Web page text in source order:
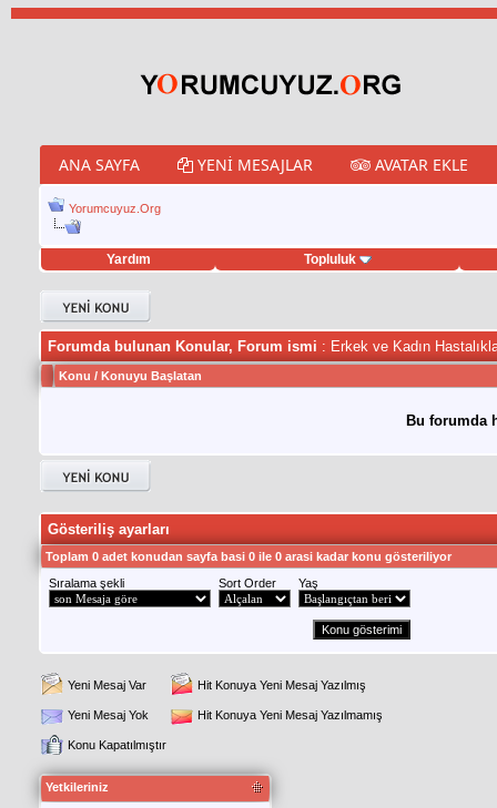
ANA SAYFA YENI MESAJLAR AVATAR EKLE
Yorumcuyuz.Org
Yardım Topluluk
hilesi
Forumda bulunan Konular, Forum ismi : Erkek ve Kadın
Konu / Konuyu Başlatan
Bu forumda
Gösteriliş ayarları
Toplam 0 adet konudan sayfa basi 0 ile 0 arasi kadar konu gösteriliyor
Sıralama şekli
Sort Order Yaş
Yeni Mesaj Var Hit Konuya Yeni Mesaj Yazılmış
Yeni Mesaj Yok Hit Konuya Yeni Mesaj Yazılmamış
Konu Kapatılmıştır
Yetkileriniz